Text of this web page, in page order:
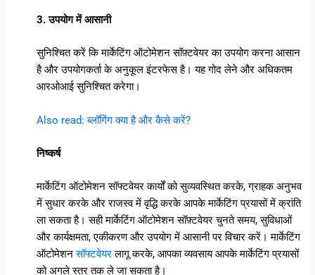
3. उपयोग में आसानी
सुनिश्चित करें कि मार्केटिंग ऑटोमेशन सॉफ़्टवेयर का उपयोग करना आसान
है और उपयोगकर्ता के अनुकूल इंटरफेस है। यह गोद लेने और अधिकतम
आरओआई सुनिश्चित करेगा।
Also read: ब्लॉगिंग क्या है और कैसे करें?
निष्कर्ष
मार्केटिंग ऑटोमेशन सॉफ्टवेयर कार्यों को सुव्यवस्थित करके, ग्राहक अनुभव
में सुधार करके और राजस्व में वृद्धि करके आपके मार्केटिंग प्रयासों में क्रांति
ला सकता है। सही मार्केटिंग ऑटोमेशन सॉफ़्टवेयर चुनते समय, सुविधाओं
और कार्यक्षमता, एकीकरण और उपयोग में आसानी पर विचार करें। मार्केटिंग
ऑटोमेशनसॉफ्टवेयरलागू करके, आपका व्यवसाय आपके मार्केटिंग प्रयासों
को अगले स्तर तक ले जा सकता है।